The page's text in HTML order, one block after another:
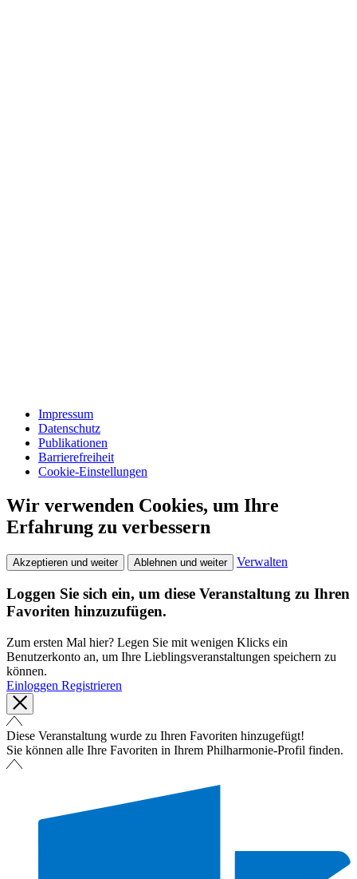
Impressum
Datenschutz
Publikationen
Barrierefreiheit
Cookie-Einstellungen
Wir verwenden Cookies, um Ihre
Erfahrung zu verbessern
Akzeptieren und weiter Ablehnen und weiter Verwalten
Loggen Sie sich ein, um diese Veranstaltung zu Ihren
Favoriten hinzuzufügen.
Zum ersten Mal hier? Legen Sie mit wenigen Klicks ein
Benutzerkonto an, um Ihre Lieblingsveranstaltungen speichern zu
können.
Einloggen Registrieren
Diese Veranstaltung wurde zu Ihren Favoriten hinzugefügt!
Sie können alle Ihre Favoriten in Ihrem Philharmonie-Profil finden.